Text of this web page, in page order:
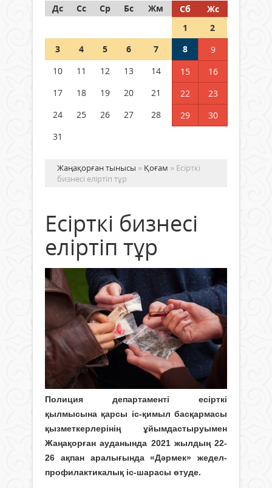
05 тамыз 2026 ж. 143
Шетелде жүрген Қазақстан
азаматтары қалай дауыс бере
Дс
Сс Ср Бс Жм Сб
Жс
1
2
3
4 5 6 7 8
9
10
11 12 13 14 15
16
17
18 19 20 21 22
23
24
25 26 27 28 29
30
31
Жаңақорған тынысы » Қоғам » Есірткі
бизнесі еліртіп тұр
Есірткі бизнесі
еліртіп тұр
Полиция департаменті есірткі
қылмысына қарсы іс-қимыл басқармасы
қызметкерлерінің ұйымдастыруымен
Жаңақорған ауданында 2021 жылдың 22-
26 ақпан аралығында «Дәрмек» жедел-
профилактикалық іс-шарасы өтуде.